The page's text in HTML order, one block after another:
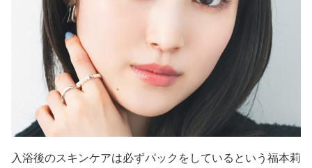
入浴後のスキンケアは必ずパック をしているという福本莉